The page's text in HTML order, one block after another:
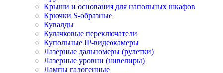
Крыши и основания для напольных шкафов
Крючки S-образные
Кувалды
Кулачковые переключатели
Купольные IP-видеокамеры
Лазерные дальномеры (рулетки)
Лазерные уровни (нивелиры)
Лампы галогенные